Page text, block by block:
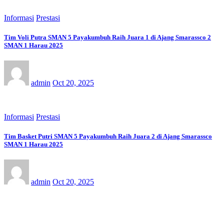
Informasi Prestasi
Tim Voli Putra SMAN 5 Payakumbuh Raih Juara 1 di Ajang Smarassco 2
SMAN 1 Harau 2025
admin Oct 20, 2025
Informasi Prestasi
Tim Basket Putri SMAN 5 Payakumbuh Raih Juara 2 di Ajang Smarassco
SMAN 1 Harau 2025
admin Oct 20, 2025